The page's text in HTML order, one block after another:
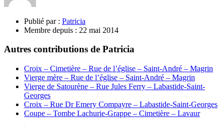
Publié par : Patricia
Membre depuis : 22 mai 2014
Autres contributions de Patricia
Croix – Cimetière – Rue de l’église – Saint-André – Magrin
Vierge mère – Rue de l’église – Saint-André – Magrin
Vierge de Satourène – Rue Jules Ferry – Labastide-Saint-
Georges
Croix – Rue Dr Emery Compayre – Labastide-Saint-Georges
Coupe – Tombe Lachurie-Grappe – Cimetière – Lavaur